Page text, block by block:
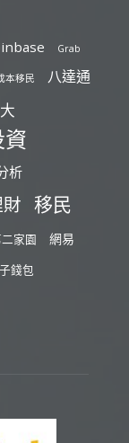
Grab
本移民 八達通
析
移民
家園 網易
錢包